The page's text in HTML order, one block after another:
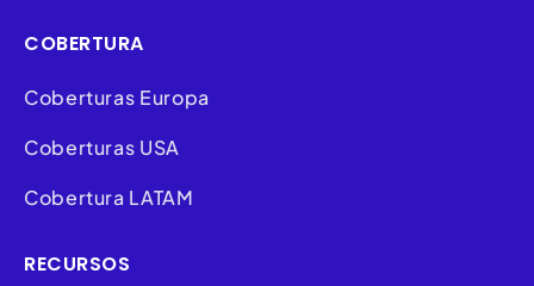
COBERTURA
Coberturas Europa
Coberturas USA
Cobertura LATAM
RECURSOS